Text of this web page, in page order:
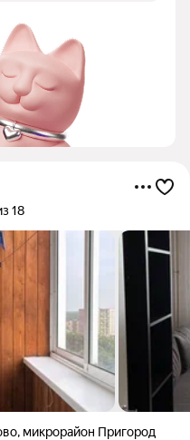
18
, микрорайон Пригород